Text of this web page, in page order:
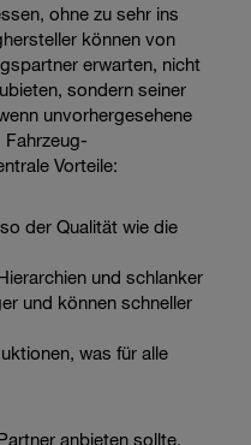
ohne zu sehr ins
können von
erwarten, nicht
sondern seiner
unvorhergesehene
Fahrzeug-
Vorteile:
der Qualität wie die
und schlanker
und können schneller
was für alle
anbieten sollte.